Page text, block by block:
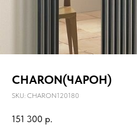
CHARON(ЧАРОН)
SKU: CHARON120180
151 300 р.